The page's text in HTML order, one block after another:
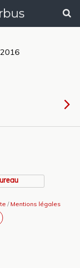
/ Mentions légales